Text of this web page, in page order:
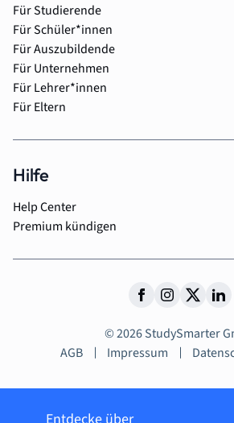
Für Studierende
Für Schüler*innen
Für Auszubildende
Für Unternehmen
Für Lehrer*innen
Für Eltern
Hilfe
Help Center
Premium kündigen
© 2026 StudySmarter
AGB
Impressum